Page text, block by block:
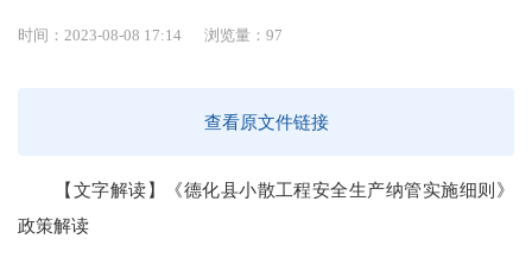
时间：2023-08-08 17:14 浏览量：97
查看原文件链接
【文字解读】《德化县小散工程安全生产纳管实施细则》
政策解读